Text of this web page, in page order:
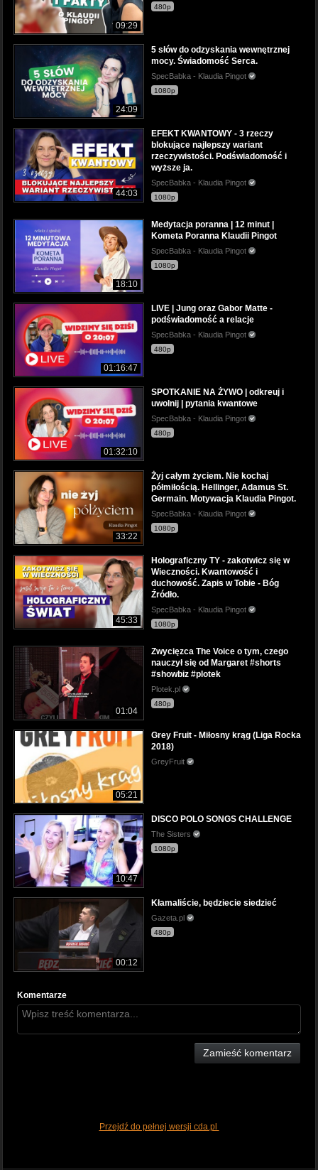
09:29
480p
24:09
5 słów do odzyskania wewnętrznej
mocy. Świadomość Serca.
SpecBabka - Klaudia Pingot
1080p
44:03
EFEKT KWANTOWY - 3 rzeczy
blokujące najlepszy wariant
rzeczywistości. Podświadomość i
wyższe ja.
SpecBabka - Klaudia Pingot
1080p
18:10
Medytacja poranna | 12 minut |
Kometa Poranna Klaudii Pingot
SpecBabka - Klaudia Pingot
1080p
01:16:47
LIVE | Jung oraz Gabor Matte -
podświadomość a relacje
SpecBabka - Klaudia Pingot
480p
01:32:10
SPOTKANIE NA ŻYWO | odkreuj i
uwolnij | pytania kwantowe
SpecBabka - Klaudia Pingot
480p
33:22
Żyj całym życiem. Nie kochaj
półmiłością. Hellinger, Adamus St.
Germain. Motywacja Klaudia Pingot.
SpecBabka - Klaudia Pingot
1080p
45:33
Holograficzny TY - zakotwicz się w
Wieczności. Kwantowość i
duchowość. Zapis w Tobie - Bóg
Źródło.
SpecBabka - Klaudia Pingot
1080p
01:04
Zwycięzca The Voice o tym, czego
nauczył się od Margaret #shorts
#showbiz #plotek
Plotek.pl
480p
05:21
Grey Fruit - Miłosny krąg (Liga Rocka
2018)
GreyFruit
10:47
DISCO POLO SONGS CHALLENGE
The Sisters
1080p
00:12
Kłamaliście, będziecie siedzieć
Gazeta.pl
480p
Komentarze
Zamieść komentarz
Przejdź do pełnej wersji cda.pl